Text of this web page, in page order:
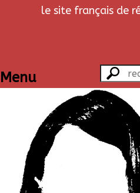
le site français de
Menu